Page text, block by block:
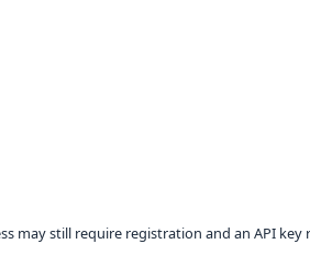
may still require registration and an API